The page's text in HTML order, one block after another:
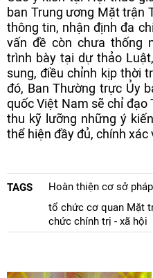
ban Trung ương Mặt trận
thông tin, nhận định đa
vấn đề còn chưa thống
trình bày tại dự thảo
sung, điều chỉnh kịp thời
đó, Ban Thường trực Ủy
quốc Việt Nam sẽ chỉ đạo
thu kỹ lưỡng những ý
thể hiện đầy đủ, chính xác
TAGS
Hoàn thiện cơ sở
tổ chức cơ quan Mặt
chức chính trị - xã hội